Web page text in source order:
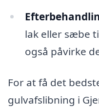
lak eller sæbe
også påvirke
For at få det
gulvafslibning i